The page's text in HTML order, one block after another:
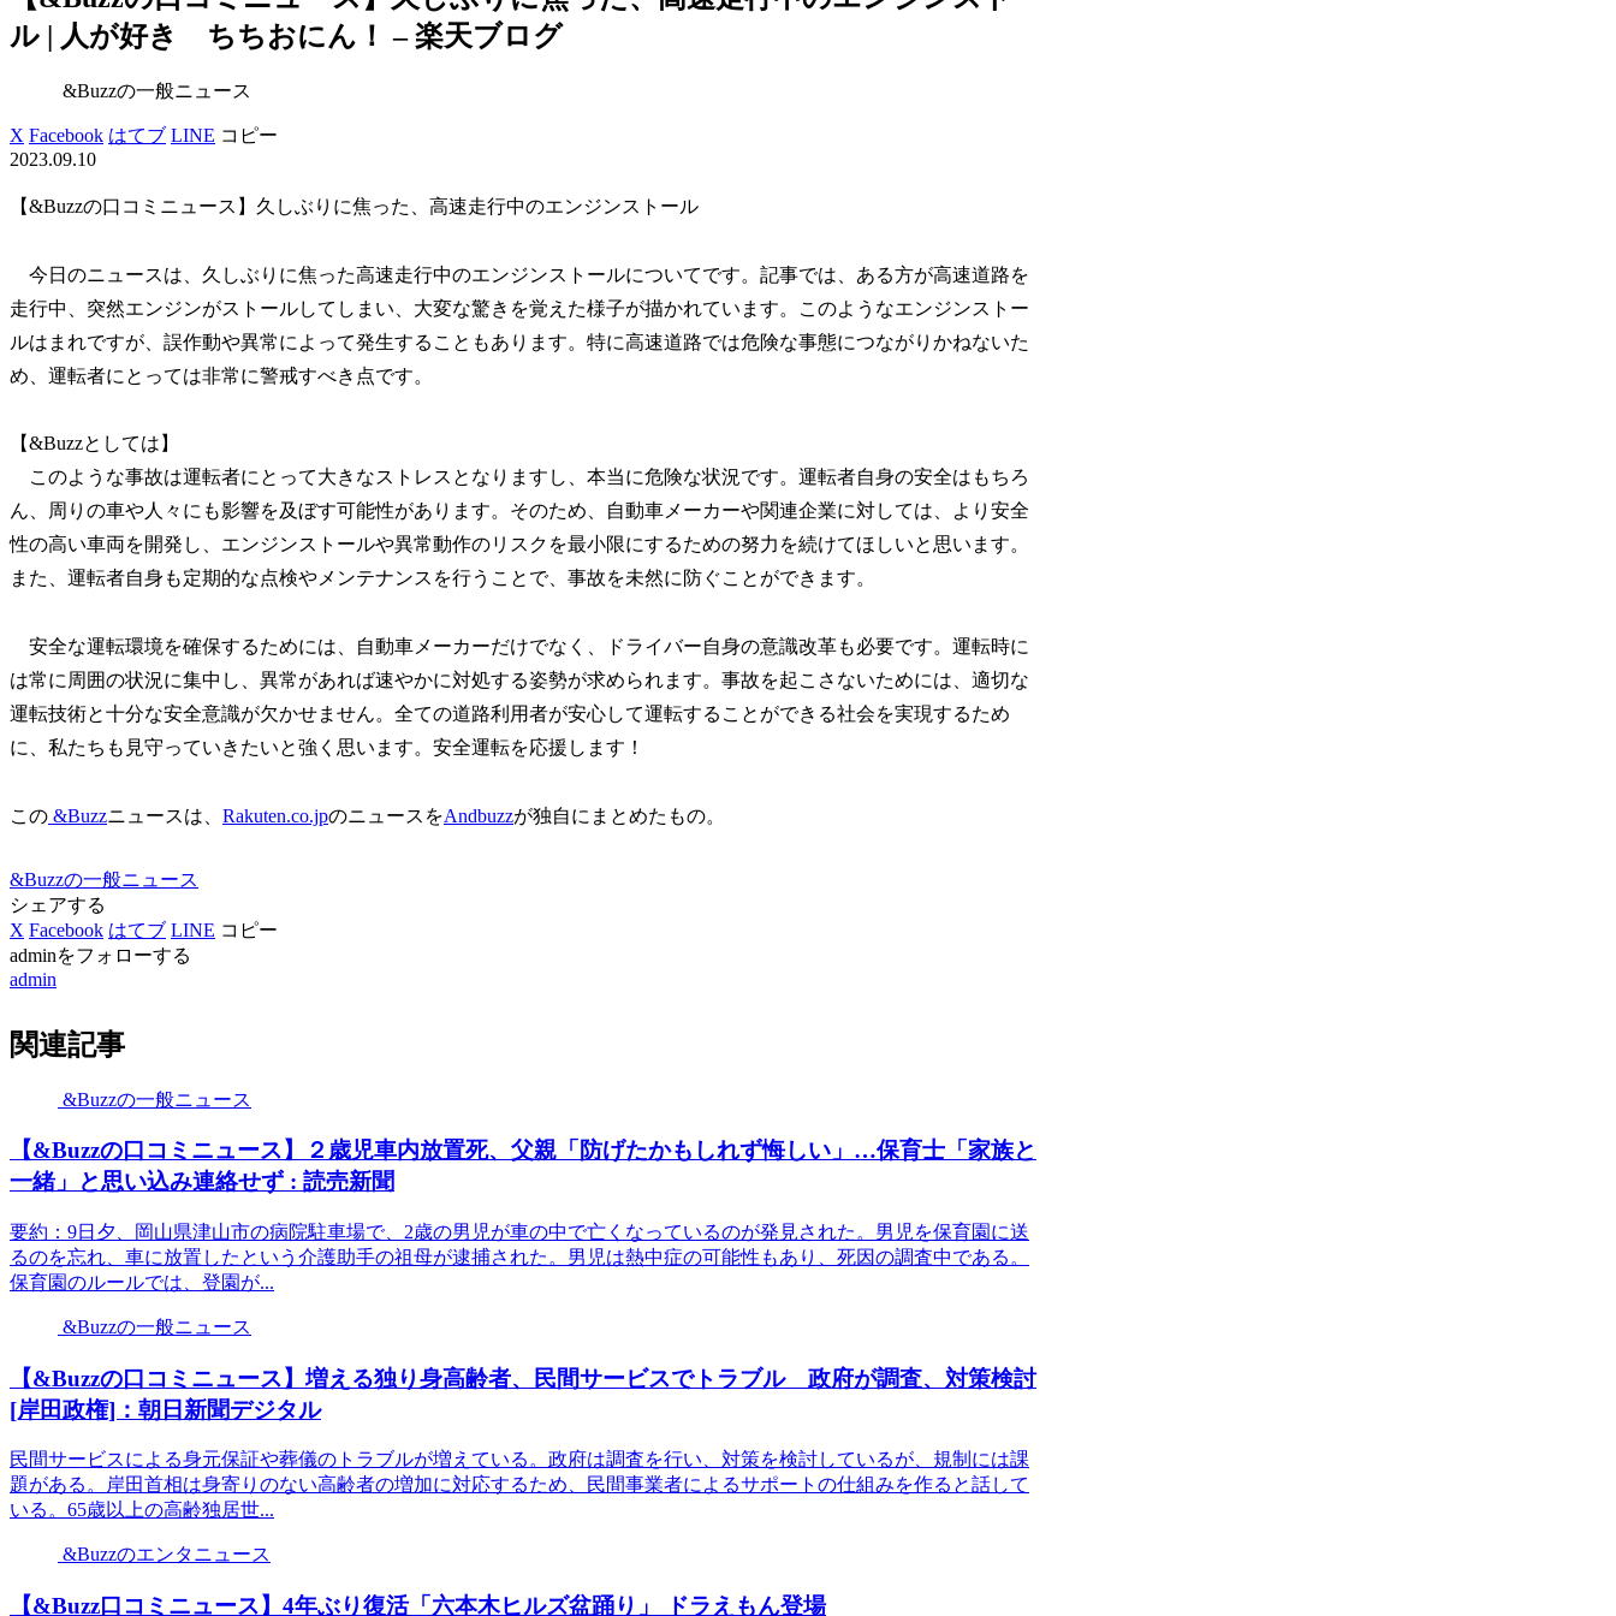
ル | 人が好き ちちおにん！ – 楽天ブログ
&Buzzの一般ニュース
X Facebook はてブ LINE コピー
2023.09.10
【&Buzzの口コミニュース】久しぶりに焦った、高速走行中のエンジンストール
今日のニュースは、久しぶりに焦った高速走行中のエンジンストールについてです。記事では、ある方が高速道路を
走行中、突然エンジンがストールしてしまい、大変な驚きを覚えた様子が描かれています。このようなエンジンストー
ルはまれですが、誤作動や異常によって発生することもあります。特に高速道路では危険な事態につながりかねないた
め、運転者にとっては非常に警戒すべき点です。
【&Buzzとしては】
このような事故は運転者にとって大きなストレスとなりますし、本当に危険な状況です。運転者自身の安全はもちろ
ん、周りの車や人々にも影響を及ぼす可能性があります。そのため、自動車メーカーや関連企業に対しては、より安全
性の高い車両を開発し、エンジンストールや異常動作のリスクを最小限にするための努力を続けてほしいと思います。
また、運転者自身も定期的な点検やメンテナンスを行うことで、事故を未然に防ぐことができます。
安全な運転環境を確保するためには、自動車メーカーだけでなく、ドライバー自身の意識改革も必要です。運転時に
は常に周囲の状況に集中し、異常があれば速やかに対処する姿勢が求められます。事故を起こさないためには、適切な
運転技術と十分な安全意識が欠かせません。全ての道路利用者が安心して運転することができる社会を実現するため
に、私たちも見守っていきたいと強く思います。安全運転を応援します！
この &Buzzニュースは、 Rakuten.co.jpのニュースをAndbuzzが独自にまとめたもの。
&Buzzの一般ニュース
シェアする
X Facebook はてブ LINE コピー
adminをフォローする
admin
関連記事
&Buzzの一般ニュース
【&Buzzの口コミニュース】２歳児車内放置死、父親「防げたかもしれず悔しい」…保育士「家族と
一緒」と思い込み連絡せず : 読売新聞
要約：9日夕、岡山県津山市の病院駐車場で、2歳の男児が車の中で亡くなっているのが発見された。男児を保育園に送
るのを忘れ、車に放置したという介護助手の祖母が逮捕された。男児は熱中症の可能性もあり、死因の調査中である。
保育園のルールでは、登園が...
&Buzzの一般ニュース
【&Buzzの口コミニュース】増える独り身高齢者、民間サービスでトラブル 政府が調査、対策検討
[岸田政権]：朝日新聞デジタル
民間サービスによる身元保証や葬儀のトラブルが増えている。政府は調査を行い、対策を検討しているが、規制には課
題がある。岸田首相は身寄りのない高齢者の増加に対応するため、民間事業者によるサポートの仕組みを作ると話して
いる。65歳以上の高齢独居世...
&Buzzのエンタニュース
【&Buzz口コミニュース】4年ぶり復活「六本木ヒルズ盆踊り」 ドラえもん登場